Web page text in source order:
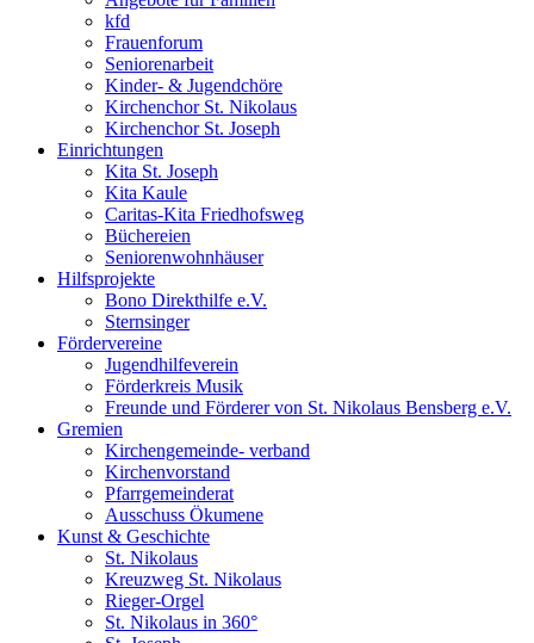
kfd
Frauenforum
Seniorenarbeit
Kinder- & Jugendchöre
Kirchenchor St. Nikolaus
Kirchenchor St. Joseph
Einrichtungen
Kita St. Joseph
Kita Kaule
Caritas-Kita Friedhofsweg
Büchereien
Seniorenwohnhäuser
Hilfsprojekte
Bono Direkthilfe e.V.
Sternsinger
Fördervereine
Jugendhilfeverein
Förderkreis Musik
Freunde und Förderer von St. Nikolaus Bensberg e.V.
Gremien
Kirchengemeinde- verband
Kirchenvorstand
Pfarrgemeinderat
Ausschuss Ökumene
Kunst & Geschichte
St. Nikolaus
Kreuzweg St. Nikolaus
Rieger-Orgel
St. Nikolaus in 360°